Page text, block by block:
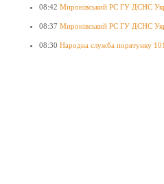
08:42 Миронівський РС ГУ ДСНС
08:37 Миронівський РС ГУ ДСНС
08:30 Народна служба порятунку